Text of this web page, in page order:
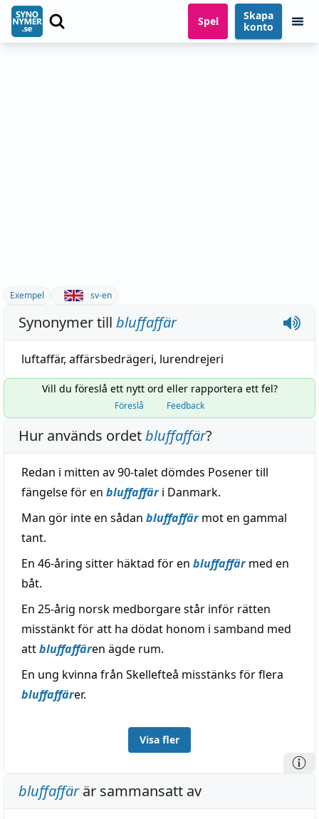
Spel
Skapa
konto
Exempel sv-en
Synonymer till bluffaffär
luftaffär, affärsbedrägeri, lurendrejeri
Vill du föreslå ett nytt ord eller rapportera ett fel?
Föreslå Feedback
Hur används ordetbluffaffär?
Redan i mitten av 90-talet dömdes Posener till
fängelse för en bluffaffäri Danmark.
Man gör inte en sådan bluffaffärmot en gammal
tant.
En 46-åring sitter häktad för en bluffaffärmed en
båt.
En 25-årig norsk medborgare står inför rätten
misstänkt för att ha dödat honom i samband med
attbluffaffären ägde rum.
En ung kvinna från Skellefteå misstänks för flera
bluffaffärer.
Visa fler
bluffaffärär sammansatt av